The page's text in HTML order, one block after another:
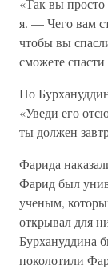
«Так вы
я. — Чего вам
чтобы вы
сможете
Но
«Уведи его
ты должен
Фарида
Фарид был
ученым,
открывал для
Бурхануддина
поколотили